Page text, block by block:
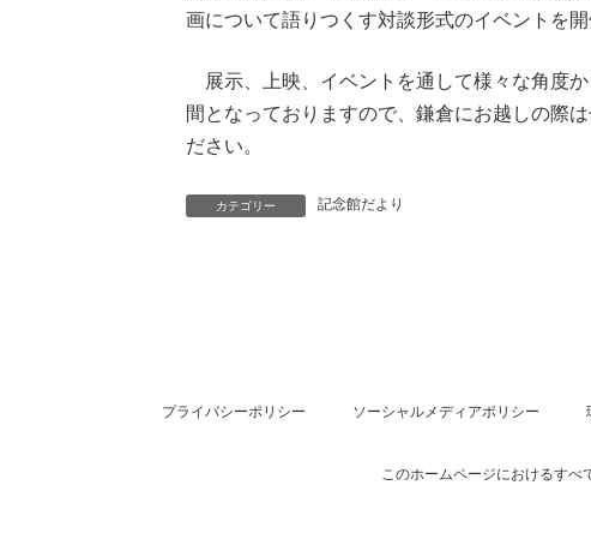
画について語りつくす対談形式のイベントを開
展示、上映、イベントを通して様々な角度
間となっておりますので、鎌倉にお越しの際
ださい。
カテゴリー 記念館だより
プライバシーポリシー ソーシャルメディアポリシー
このホームページにおけるすべ